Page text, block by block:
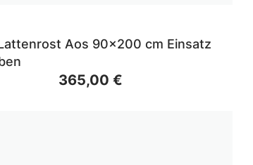
Aos 90x200 cm Einsatz
365,00 €